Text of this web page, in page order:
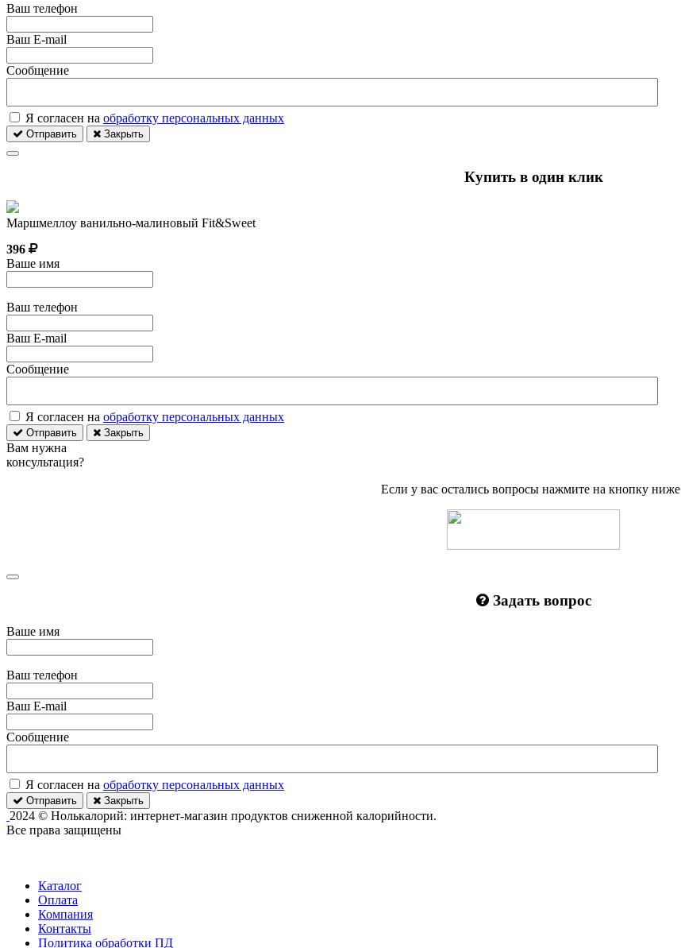
Ваш телефон
Ваш E-mail
Сообщение
Я согласен на обработку персональных данных
Отправить Закрыть
Купить в один клик
Маршмеллоу ванильно-малиновый Fit&Sweet
396
Ваше имя
Ваш телефон
Ваш E-mail
Сообщение
Я согласен на обработку персональных данных
Отправить Закрыть
Вам нужна
консультация?
Если у вас остались вопросы нажмите на кнопку ниже
Задать вопрос
Ваше имя
Ваш телефон
Ваш E-mail
Сообщение
Я согласен на обработку персональных данных
Отправить Закрыть
2024 © Нолькалорий: интернет-магазин продуктов сниженной калорийности.
Все права защищены
Каталог
Оплата
Компания
Контакты
Политика обработки ПД